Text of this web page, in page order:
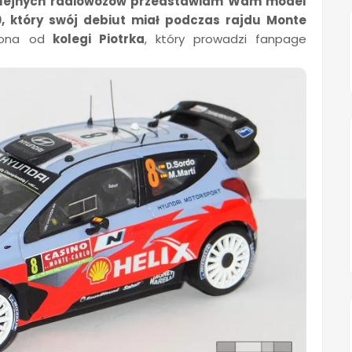
który swój debiut miał podczas rajdu Monte
od kolegi Piotrka, który prowadzi fanpage